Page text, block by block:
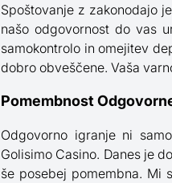
Spoštovanje z zakonodajo
našo odgovornost do vas
samokontrolo in omejitev
dobro obveščene. Vaša
Pomembnost
Odgovorno igranje ni
Golisimo Casino. Danes je
še posebej pomembna. Mi